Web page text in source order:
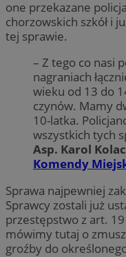
one przekazane
chorzowskich szkół i
tej sprawie.
– Z tego co nasi
nagraniach
wieku od 13 do
czynów. Mamy
10-latka.
wszystkich tych
Asp. Karol
Komendy
Sprawa najpewniej
Sprawcy zostali już
przestępstwo z art.
mówimy tutaj o
groźby do